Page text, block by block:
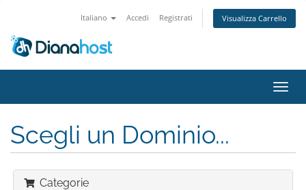
Italiano Accedi Registrati Visualizza Carrello
Attiva
Scegli un Dominio...
Categorie